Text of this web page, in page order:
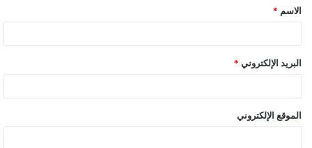
*الاسم *
البريد الإلكتروني *
الموقع الإلكتروني